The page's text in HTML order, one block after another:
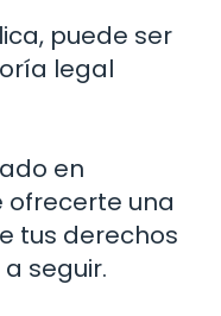
puede ser
legal
en
una
tus derechos
seguir.